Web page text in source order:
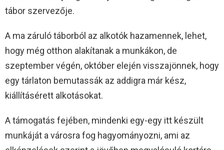
tábor szervezője.
A ma záruló táborból az alkotók hazamennek, lehet,
hogy még otthon alakítanak a munkákon, de
szeptember végén, október elején visszajönnek, hogy
egy tárlaton bemutassák az addigra már kész,
kiállításérett alkotásokat.
A támogatás fejében, mindenki egy-egy itt készült
munkáját a városra fog hagyományozni, ami az